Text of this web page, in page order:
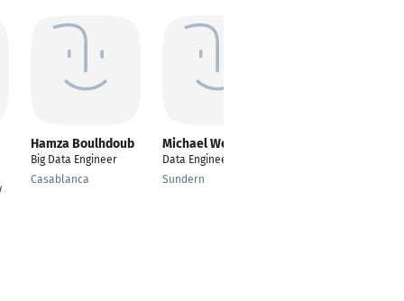
Hamza Boulhdoub
Big Data Engineer
Casablanca
Michael Weidauer
Data Engineer
Sundern